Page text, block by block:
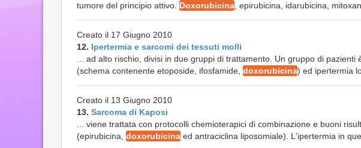
tumore del principio attivo. Doxorubicina , epirubicina, idarubicina,
Creato il 17 Giugno 2010
12. Ipertermia e sarcomi dei tessuti molli
... ad alto rischio, divisi in due gruppi di trattamento. Un gruppo di
(schema contenente etoposide, ifosfamide, doxorubicina) ed ipertermia
Creato il 13 Giugno 2010
13. Sarcoma di Kaposi
... viene trattata con protocolli chemioterapici di combinazione e buoni
(epirubicina, doxorubicina ed antraciclina liposomiale). L'ipertermia in